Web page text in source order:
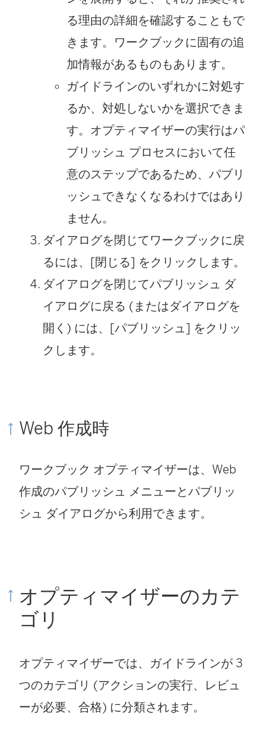
る理由の詳細を確認することもで
きます。ワークブックに固有の追
加情報があるものもあります。
ガイドラインのいずれかに対処す
るか、対処しないかを選択できま
す。オプティマイザーの実行はパ
ブリッシュ プロセスにおいて任
意のステップであるため、パブリ
ッシュできなくなるわけではあり
ません。
ダイアログを閉じてワークブックに戻
るには、[閉じる] をクリックします。
ダイアログを閉じてパブリッシュ ダ
イアログに戻る (またはダイアログを
開く) には、[パブリッシュ] をクリッ
クします。
Web 作成時
ワークブック オプティマイザーは、Web
作成のパブリッシュ メニューとパブリッ
シュ ダイアログから利用できます。
オプティマイザーのカテ
ゴリ
オプティマイザーでは、ガイドラインが 3
つのカテゴリ (アクションの実行、レビュ
ーが必要、合格) に分類されます。